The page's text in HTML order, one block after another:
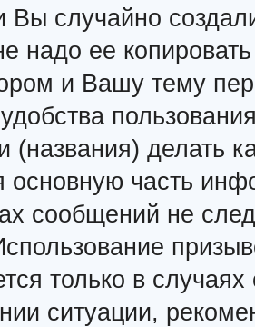
Вы случайно
надо ее
и Вашу тему
(названия) делать
основную часть
сообщений не
только в
ситуации,